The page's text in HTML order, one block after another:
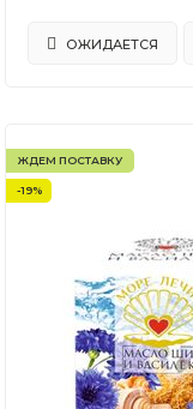
ОЖИДАЕТСЯ
ЖДЕМ ПОСТАВКУ
-19%